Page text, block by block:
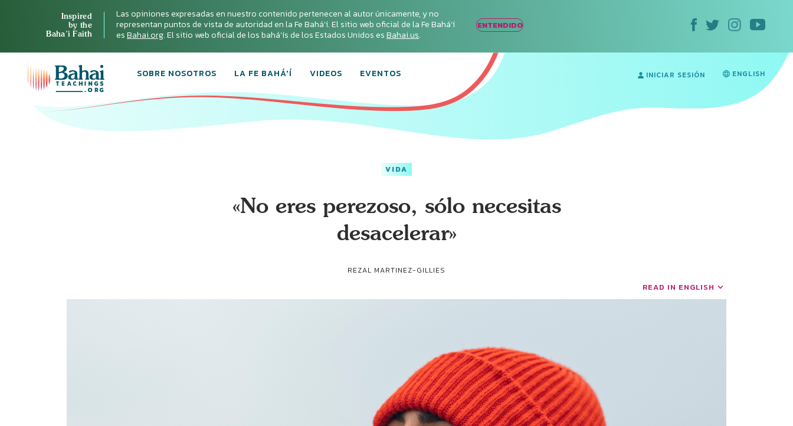
Inspired
by the
Baha’i Faith
Las opiniones expresadas en nuestro contenido pertenecen al autor únicamente, y no
representan puntos de vista de autoridad en la Fe Bahá‘í. El sitio web oficial de la Fe Bahá‘í
esBahai.org. El sitio web oficial de los bahá’ís de los Estados Unidos esBahai.us.
ENTENDIDO
SOBRE NOSOTROS LA FE BAHÁ'Í VIDEOS EVENTOS INICIAR SESIÓN ENGLISH
VIDA
«No eres perezoso, sólo necesitas
desacelerar»
REZAL MARTINEZ-GILLIES
READ IN ENGLISH